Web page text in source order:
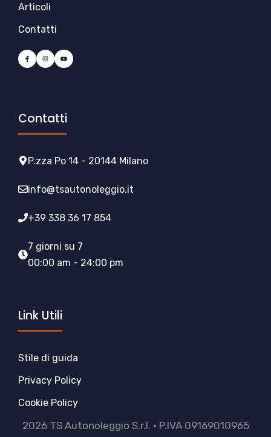
Articoli
Contatti
Contatti
P.zza Po 14 - 20144 Milano
info@tsautonoleggio.it
+39 338 36 17 854
7 giorni su 7
00:00 am - 24:00 pm
Link Utili
Stile di guida
Privacy Policy
Cookie Policy
2026 TS Autonoleggio S.r.l. • P.IVA 09169010965